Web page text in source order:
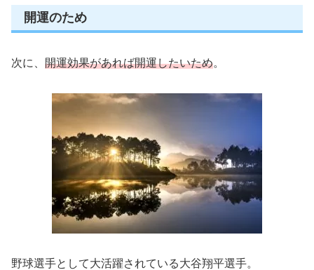
開運のため
次に、 開運効果があれば開運したいため。
野球選手として大活躍されている大谷翔平選手。